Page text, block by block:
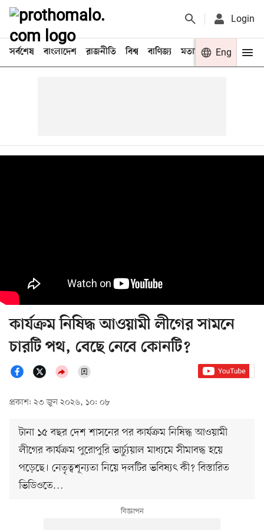
Login
সর্বশেষ বাংলাদেশ রাজনীতি বিশ্ব বাণিজ্য মতামত খেলা
Eng
কার্যক্রম নিষিদ্ধ আওয়ামী লীগের সামনে
চারটি পথ, বেছে নেবে কোনটি?
প্রকাশ: ২৩ জুন ২০২৬, ১০: ০৮
টানা ১৫ বছর দেশ শাসনের পর কার্যক্রম নিষিদ্ধ আওয়ামী
লীগের কার্যক্রম পুরোপুরি ভার্চ্যুয়াল মাধ্যমে সীমাবদ্ধ হয়ে
পড়েছে। নেতৃত্বশূন্যতা নিয়ে দলটির ভবিষ্যৎ কী? বিস্তারিত
ভিডিওতে…